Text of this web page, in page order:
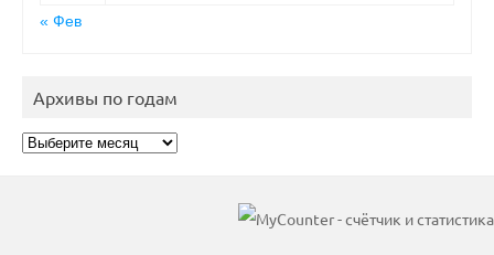
« Фев
Архивы по годам
Архивы